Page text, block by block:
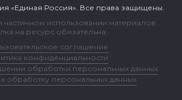
«Единая Россия». Все права защищены.
использовании материалов
на ресурс обязательна.
соглашение
конфиденциальности
обработки персональных данных
обработку персональных данных